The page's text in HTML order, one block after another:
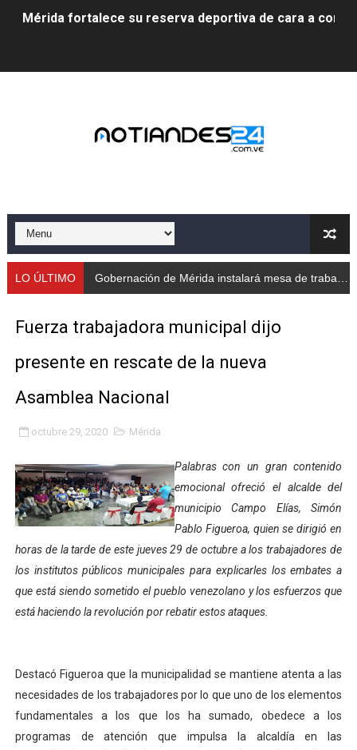
Mérida fortalece su reserva deportiva de cara a
Fundecem ofrece taller de bordado en punto de cruz
Hospital universitario muestra sus avances en visita
Instituto Nacional de Nutrición celebra Semana
Corposalud inició talleres para aspirantes al curso de
Fundecem inició con éxito el taller vacacional de
El Lactario del Iahula celebra la Semana Mundial de la
Plan Vacacional "Venezuela Ríe 2026" brinda
Iniciación al yoga reúne a diversos clubes deportivos
Gobernación de Mérida realizó jornada socialista en
Inicia el Plan Cultura Vacacional 2026 en el estado
LO ÚLTIMO Gobernación de Mérida instalará mesa de trabajo con educadores jubilados
Fuerza trabajadora municipal dijo
presente en rescate de la nueva
Asamblea Nacional
octubre 29, 2020 Mérida
Palabras con un gran contenido
emocional ofreció el alcalde del
municipio Campo Elías, Simón
Pablo Figueroa, quien se dirigió en
horas de la tarde de este jueves 29 de octubre a los trabajadores de
los institutos públicos municipales para explicarles los embates a
que está siendo sometido el pueblo venezolano y los esfuerzos que
está haciendo la revolución por rebatir estos ataques.
Destacó Figueroa que la municipalidad se mantiene atenta a las
necesidades de los trabajadores por lo que uno de los elementos
fundamentales a los que los ha sumado, obedece a los
programas de atención que impulsa la alcaldía en las